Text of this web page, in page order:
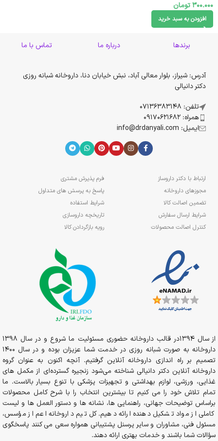
300.000تومان
افزودن به سبد خرید
برندها درباره ما تماس با ما
آدرس: شیراز، بلوار معالی آباد، نبش خیابان دنا، داروخانه شبانه روزی
دکتر دانیالی
تلفن: 07136383148
همراه: 09170621682
ایمیل: info@drdanyali.com
ارتباط با دکتر داروساز
مجوزهای داروخانه
تضمین اصالت کالا
شرایط ارسال سفارش
کنترل اصالت محصولات
فرم پذیرش مشتری
پاسخ به پرسش های متداول
شرایط استفاده
تاریخچه داروسازی
رویه بازگردادن کالا
از سال 1394در قالب داروخانه حضوری مسئولیت ما شروع و در سال 1398
داروخانه به صورت شبانه روزی در خدمت شما عزیزان بوده و در سال 1400
تصمیم بر راه اندازی داروخانه آنلاین گرفتیم. آنچه اکنون به عنوان گروه
داروخانه آنلاین دکتر دانیالی شناخته می‌شود زنجیره گسترده‌ای از مکمل های
غذایی، ورزشی، لوازم بهداشتی و تجهیزات پزشکی با تنوع بسیار بالاست. ما
تمام تلاش خود را می کنیم تا بیشترین انتخاب را با شرح کامل محصولات
براساس توضیحات جهانی، راهنمایی ها، نشانه ها و دستور العمل ها و لیست
کاملی از مواد تشکیل دهنده ارائه دهیم. کل تیم داروخانه اعم از مؤسس،
مسئول فنی، مشاوران و سایر پرسنل پشتیبانی همواره سعی می کنند پاسخگوی
سؤالات شما باشند و خدمات بهتری ارائه دهند.